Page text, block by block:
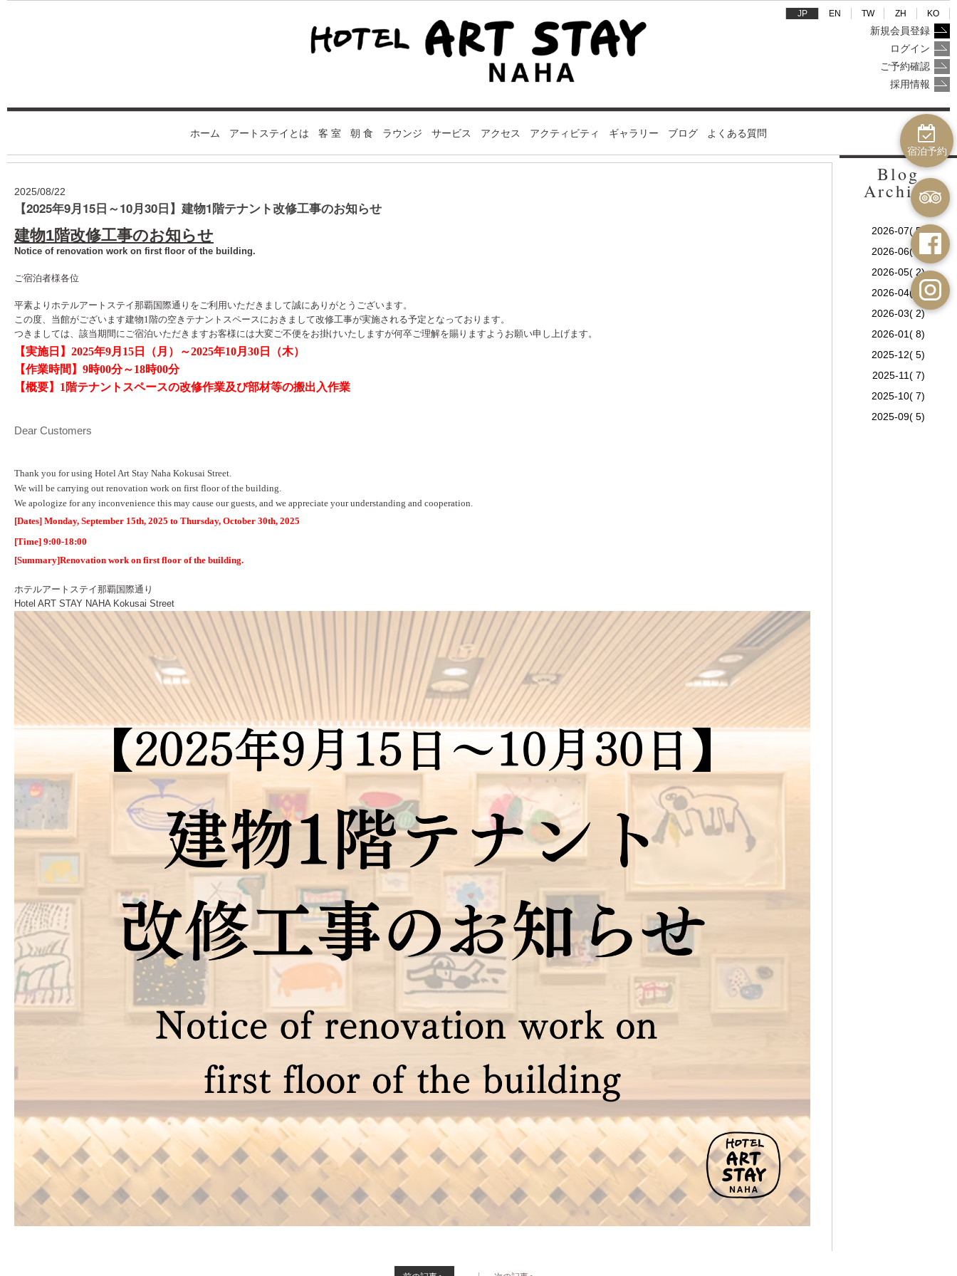
JP EN TW ZH KO
新規会員登録
ログイン
ご予約確認
採用情報
ホーム アートステイとは 客 室 朝 食 ラウンジ サービス アクセス アクティビティ ギャラリー ブログ よくある質問
2025/08/22
【2025年9月15日～10月30日】建物1階テナント改修工事のお知らせ
建物1階改修工事のお知らせ
Notice of renovation work on first floor of the building.
ご宿泊者様各位
平素よりホテルアートステイ那覇国際通りをご利用いただきまして誠にありがとうございます。
この度、当館がございます建物1階の空きテナントスペースにおきまして改修工事が実施される予定となっております。
つきましては、該当期間にご宿泊いただきますお客様には大変ご不便をお掛けいたしますが何卒ご理解を賜りますようお願い申し上げます。
【実施日】2025年9月15日（月）～2025年10月30日（木）
【作業時間】9時00分～18時00分
【概要】1階テナントスペースの改修作業及び部材等の搬出入作業
Dear Customers
Thank you for using Hotel Art Stay Naha Kokusai Street.
We will be carrying out renovation work on first floor of the building.
We apologize for any inconvenience this may cause our guests, and we appreciate your understanding and cooperation.
[Dates] Monday, September 15th, 2025 to Thursday, October 30th, 2025
[Time] 9:00-18:00
[Summary]Renovation work on first floor of the building.
ホテルアートステイ那覇国際通り
Hotel ART STAY NAHA Kokusai Street
Blog
Archive
2026-07( 5)
2026-06( 2)
2026-05( 2)
2026-04( 1)
2026-03( 2)
2026-01( 8)
2025-12( 5)
2025-11( 7)
2025-10( 7)
2025-09( 5)
宿泊予約